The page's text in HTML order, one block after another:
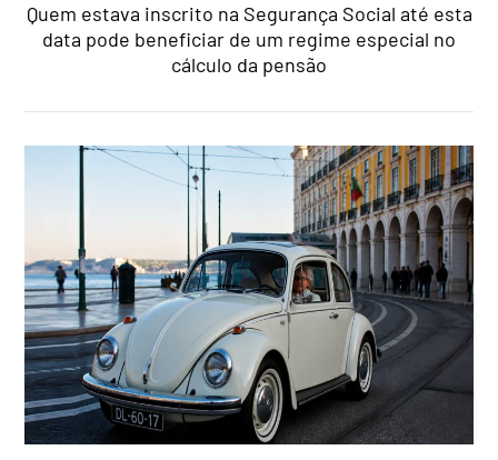
Quem estava inscrito na Segurança Social até esta
data pode beneficiar de um regime especial no
cálculo da pensão